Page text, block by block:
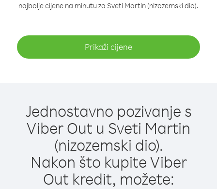
najbolje cijene na minutu za Sveti Martin (nizozemski dio).
Prikaži cijene
Jednostavno pozivanje s
Viber Out u Sveti Martin
(nizozemski dio).
Nakon što kupite Viber
Out kredit, možete: